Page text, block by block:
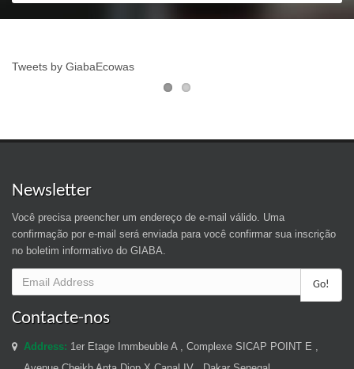
Tweets by GiabaEcowas
Newsletter
Você precisa preencher um endereço de e-mail válido. Uma
confirmação por e-mail será enviada para você confirmar sua inscrição
no boletim informativo do GIABA.
Go!
Contacte-nos
Address: 1er Etage Immbeuble A , Complexe SICAP POINT E ,